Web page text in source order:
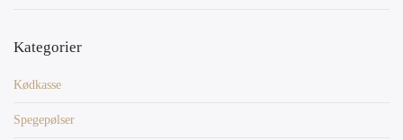
Kategorier
Kødkasse
Spegepølser